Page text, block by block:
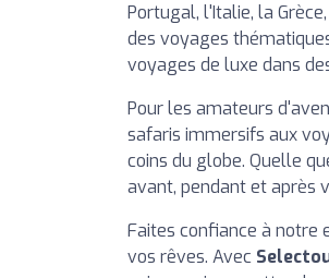
Portugal, l'Italie, la
des voyages
voyages de luxe dans
Pour les amateurs
safaris immersifs aux
coins du globe. Quelle
avant, pendant et après
Faites confiance à notre
vos rêves. Avec